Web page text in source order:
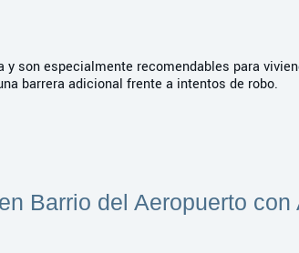
son especialmente recomendables para
barrera adicional frente a intentos de robo.
Barrio del Aeropuerto